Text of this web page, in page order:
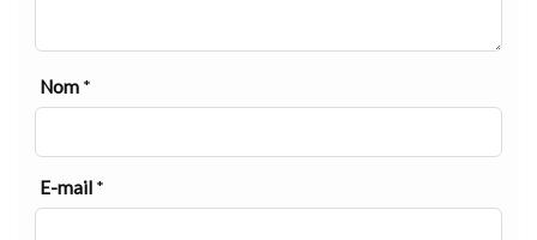
Nom *
E-mail *